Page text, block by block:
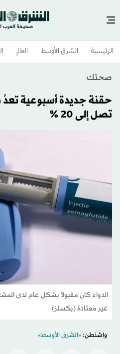
الرئيسية الشرق الأوسط​ العالم
صحتك
حقنة جديدة أسبوعية تعدُ
تصل إلى 20 %
الدواء كان مقبولاً بشكل عام لدى
غير معتادة (بكسلز)
واشنطن:«الشرق الأوسط»